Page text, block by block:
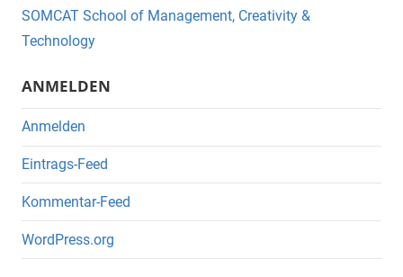
o
o
k
SOMCAT School of Management, Creativity &
Technology
ANMELDEN
Anmelden
Eintrags-Feed
Kommentar-Feed
WordPress.org